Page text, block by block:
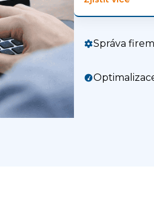
Správa